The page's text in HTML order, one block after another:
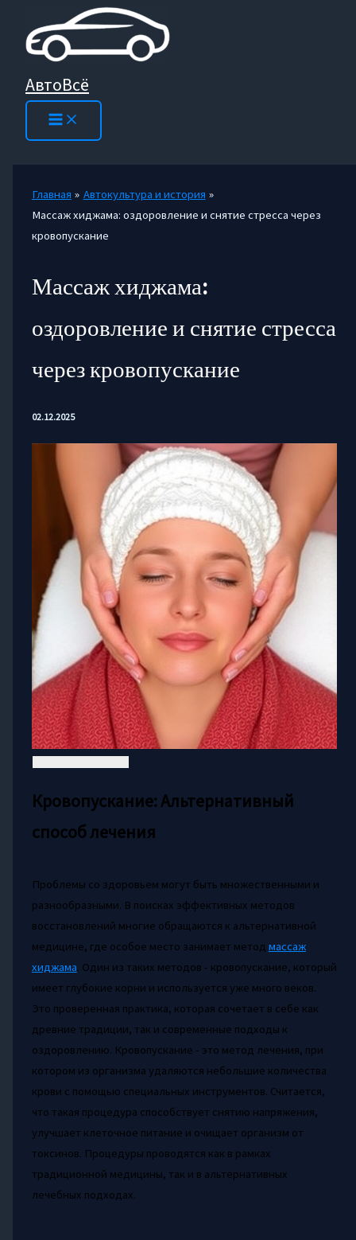
содержимому
АвтоВсё
Главная
Автокультура и история
Массаж хиджама: оздоровление и снятие стресса через
кровопускание
Массаж хиджама:
оздоровление и снятие стресса
через кровопускание
02.12.2025
Кровопускание: Альтернативный
способ лечения
Проблемы со здоровьем могут быть множественными и
разнообразными. В поисках эффективных методов
восстановлений многие обращаются к альтернативной
медицине, где особое место занимает метод массаж
хиджама. Один из таких методов - кровопускание, который
имеет глубокие корни и используется уже много веков.
Это проверенная практика, которая сочетает в себе как
древние традиции, так и современные подходы к
оздоровлению. Кровопускание - это метод лечения, при
котором из организма удаляются небольшие количества
крови с помощью специальных инструментов. Считается,
что такая процедура способствует снятию напряжения,
улучшает клеточное питание и очищает организм от
токсинов. Процедуры проводятся как в рамках
традиционной медицины, так и в альтернативных
лечебных подходах.